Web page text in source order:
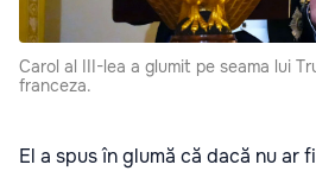
Carol al III-lea a glumit pe seama lui
franceza.
El a spus în glumă că dacă nu ar